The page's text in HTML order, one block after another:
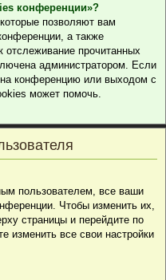
конференции»?
позволяют вам
а также
отслеживание прочитанных
администратором. Если
конференцию или выходом с
может помочь.
пользователем, все ваши
Чтобы изменить их,
страницы и перейдите по
изменить все свои настройки